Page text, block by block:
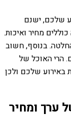
שלכם, ישנם
מחיר ואיכות.
בנוסף, חשוב
הרי האוכל של
באירוע שלכם ולכן
ערך ומחיר